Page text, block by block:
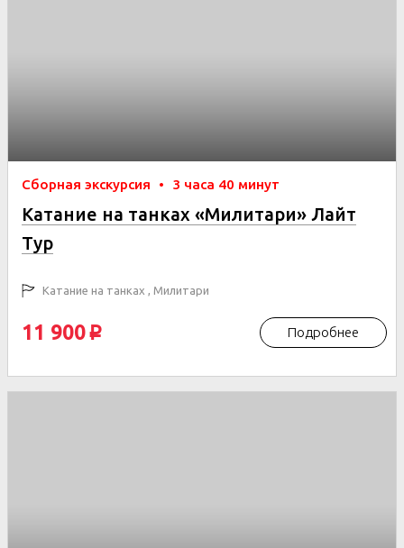
Сборная экскурсия • 3 часа 40 минут
Катание на танках «Милитари» Лайт
Тур
Катание на танках , Милитари
11 900 p Подробнее